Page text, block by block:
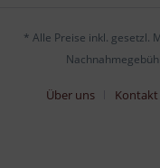
* Alle Preise inkl. gesetzl.
Über uns Kontakt